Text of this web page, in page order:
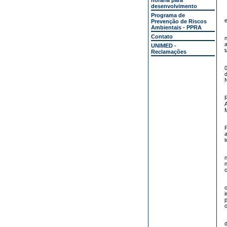
desenvolvimento
Programa de
Prevenção de Riscos
Ambientais - PPRA
Contato
UNIMED -
Reclamações